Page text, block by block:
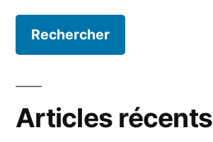
Articles récents